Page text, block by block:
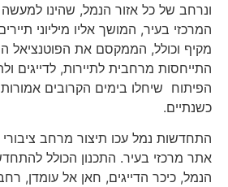
ונרחב של כל אזור הנמל, שהינו למעשה
המרכזי בעיר, המושך אליו מיליוני
מקיף וכולל, הממקסם את הפוטנציאל
התייחסות מרחבית לתיירות, לדייגים
הפיתוח שיחלו בימים הקרובים אמורות
כשנתיים.
התחדשות נמל עכו תיצור מרחב ציבורי
אתר מרכזי בעיר. התכנון הכולל
הנמל, כיכר הדייגים, חאן אל עומדן,